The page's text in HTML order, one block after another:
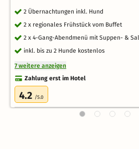
2 Übernachtungen inkl. Hund
2 x regionales Frühstück vom Buffet
2 x 4-Gang-Abendmenü mit Suppen- &
inkl. bis zu 2 Hunde kostenlos
7 weitere anzeigen
Zahlung erst im Hotel
4.2 /5.0